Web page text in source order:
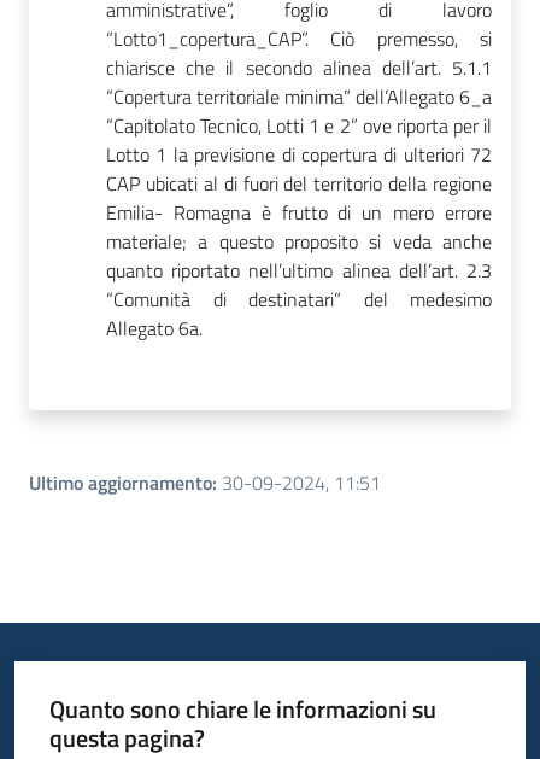
amministrative”, foglio di lavoro
“Lotto1_copertura_CAP”. Ciò premesso, si
chiarisce che il secondo alinea dell’art. 5.1.1
“Copertura territoriale minima” dell’Allegato 6_a
“Capitolato Tecnico, Lotti 1 e 2” ove riporta per il
Lotto 1 la previsione di copertura di ulteriori 72
CAP ubicati al di fuori del territorio della regione
Emilia- Romagna è frutto di un mero errore
materiale; a questo proposito si veda anche
quanto riportato nell’ultimo alinea dell’art. 2.3
“Comunità di destinatari” del medesimo
Allegato 6a.
Ultimo aggiornamento: 30-09-2024, 11:51
Quanto sono chiare le informazioni su
questa pagina?